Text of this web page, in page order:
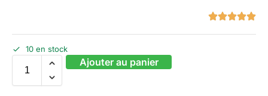
10 en stock
Ajouter au panier